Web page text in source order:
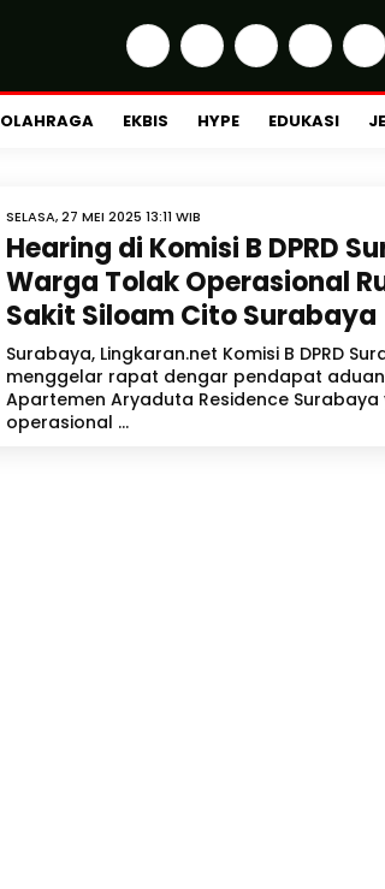
OLAHRAGA EKBIS HYPE EDUKASI
SELASA, 27 MEI 2025 13:11 WIB
Hearing di Komisi B DPRD
Warga Tolak Operasional
Sakit Siloam Cito Surabaya
Surabaya, Lingkaran.net Komisi B DPRD
menggelar rapat dengar pendapat
Apartemen Aryaduta Residence
operasional ...